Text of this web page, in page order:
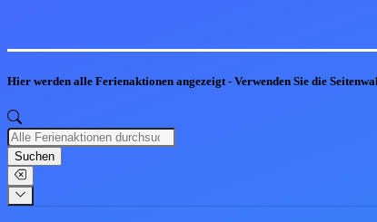
Hier werden alle Ferienaktionen angezeigt - Verwenden Sie die
Suchen